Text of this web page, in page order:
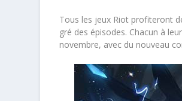
Tous les jeux Riot profiteront
gré des épisodes. Chacun à
novembre, avec du nouveau